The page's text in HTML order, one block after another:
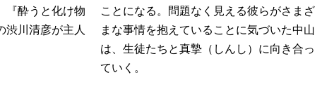
『酔うと化け物
渋川清彦が主人
ことになる。問題なく見える彼らがさまざ
まな事情を抱えていることに気づいた中山
は、生徒たちと真摯（しんし）に向き合っ
ていく。